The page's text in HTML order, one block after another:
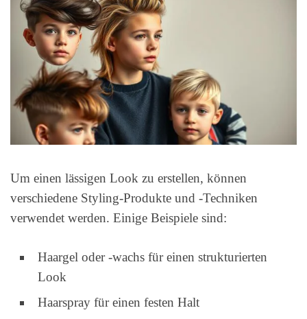
Um einen lässigen Look zu erstellen, können
verschiedene Styling-Produkte und -Techniken
verwendet werden. Einige Beispiele sind:
Haargel oder -wachs für einen strukturierten
Look
Haarspray für einen festen Halt